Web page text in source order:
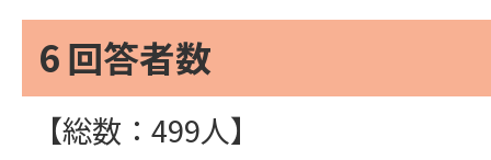
6 回答者数
【総数：499人】